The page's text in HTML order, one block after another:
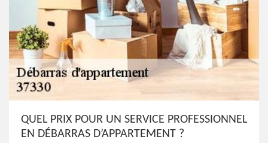
QUEL PRIX POUR UN SERVICE PROFESSIONNEL
EN DÉBARRAS D’APPARTEMENT ?